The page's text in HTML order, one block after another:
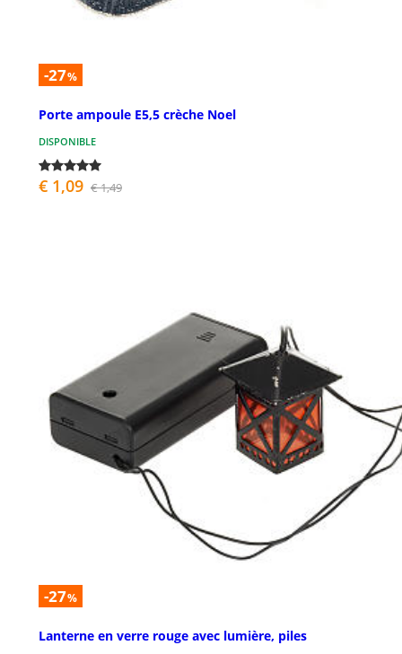
-27%
Porte ampoule E5,5 crèche Noel
DISPONIBLE
€ 1,09 € 1,49
-27%
Lanterne en verre rouge avec lumière, piles